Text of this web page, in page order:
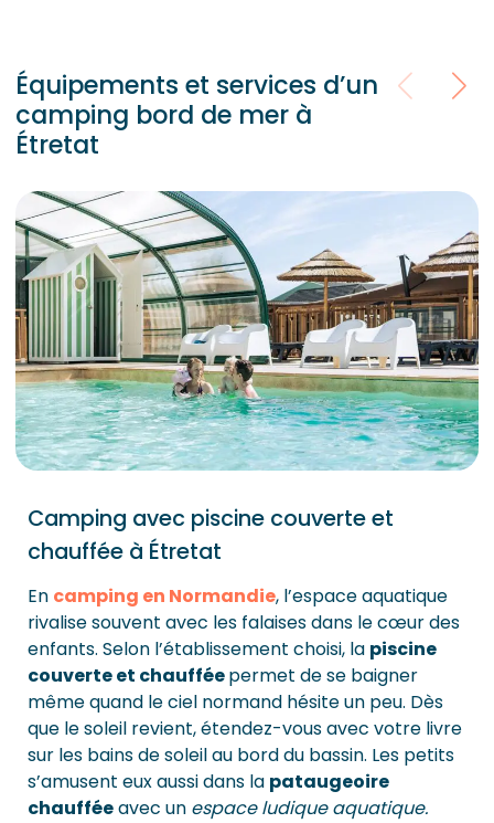
Équipements et services d’un
camping bord de mer à
Étretat
Camping avec piscine couverte et
chauffée à Étretat
En camping en Normandie, l’espace aquatique
rivalise souvent avec les falaises dans le cœur des
enfants. Selon l’établissement choisi, la piscine
couverte et chaufféepermet de se baigner
même quand le ciel normand hésite un peu. Dès
que le soleil revient, étendez-vous avec votre livre
sur les bains de soleil au bord du bassin. Les petits
s’amusent eux aussi dans la pataugeoire
chaufféeavec un espace ludique aquatique.